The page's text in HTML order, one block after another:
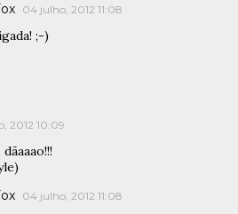
04 julho, 2012 11:08
;-)
2012 10:09
04 julho, 2012 11:08